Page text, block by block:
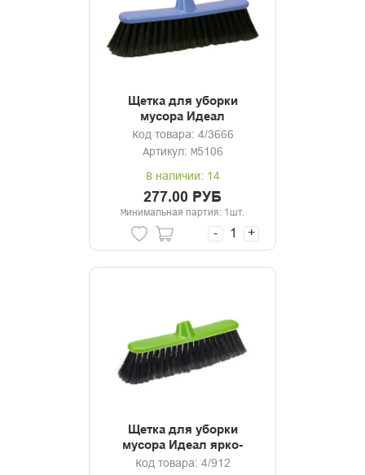
Щетка для уборки
мусора Идеал
фиолетовый без черенка
Код товара: 4/3666
Артикул: М5106
В наличии: 14
277.00 РУБ
Минимальная партия: 1шт.
- +
Щетка для уборки
мусора Идеал ярко-
зеленый без черенка
Код товара: 4/912